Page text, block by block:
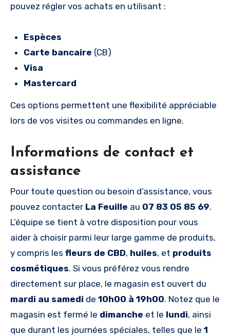
pouvez régler vos achats en utilisant :
Espèces
Carte bancaire (CB)
Visa
Mastercard
Ces options permettent une flexibilité appréciable
lors de vos visites ou commandes en ligne.
Informations de contact et
assistance
Pour toute question ou besoin d’assistance, vous
pouvez contacter La Feuille au 07 83 05 85 69.
L’équipe se tient à votre disposition pour vous
aider à choisir parmi leur large gamme de produits,
y compris les fleurs de CBD, huiles, et produits
cosmétiques. Si vous préférez vous rendre
directement sur place, le magasin est ouvert du
mardi au samedi de 10h00 à 19h00. Notez que le
magasin est fermé le dimanche et le lundi, ainsi
que durant les journées spéciales, telles que le 1